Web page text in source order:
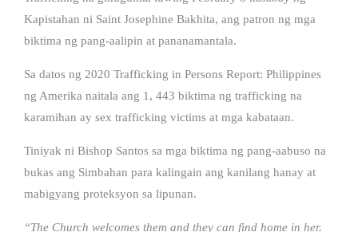
Kapistahan ni Saint Josephine Bakhita, ang patron ng mga
biktima ng pang-aalipin at pananamantala.
Sa datos ng 2020 Trafficking in Persons Report: Philippines
ng Amerika naitala ang 1, 443 biktima ng trafficking na
karamihan ay sex trafficking victims at mga kabataan.
Tiniyak ni Bishop Santos sa mga biktima ng pang-aabuso na
bukas ang Simbahan para kalingain ang kanilang hanay at
mabigyang proteksyon sa lipunan.
“The Church welcomes them and they can find home in her.